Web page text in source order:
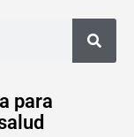
para